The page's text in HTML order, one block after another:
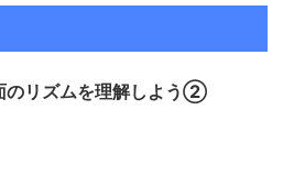
のリズムを理解しよう②